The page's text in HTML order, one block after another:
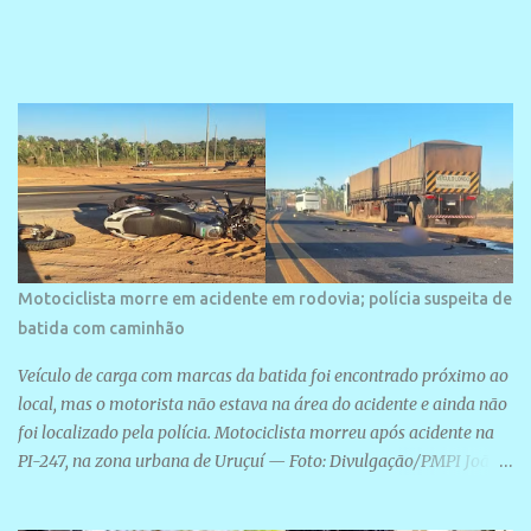
Motociclista morre em acidente em rodovia; polícia suspeita de
batida com caminhão
Veículo de carga com marcas da batida foi encontrado próximo ao
local, mas o motorista não estava na área do acidente e ainda não
foi localizado pela polícia. Motociclista morreu após acidente na
PI-247, na zona urbana de Uruçuí — Foto: Divulgação/PMPI João